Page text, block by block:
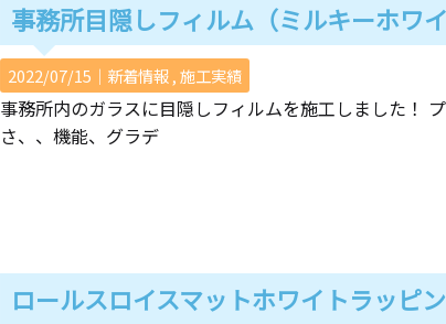
事務所目隠しフィルム（ミルキーホワイ
2022/07/15｜ 新着情報 施工実績
事務所内のガラスに目隠しフィルムを施工しました！
さ、、機能、グラデ
ロールスロイスマットホワイトラッピ